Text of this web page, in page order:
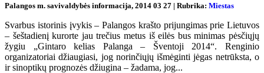
Palangos m. savivaldybės informacija, 2014 03 27 | Rubrika: Miestas
Svarbus istorinis įvykis – Palangos krašto prijungimas prie Lietuvos
– šeštadienį kurorte jau trečius metus iš eilės bus minimas pėsčiųjų
žygiu „Gintaro kelias Palanga – Šventoji 2014“. Renginio
organizatoriai džiaugiasi, jog norinčiųjų išmėginti jėgas netrūksta, o
ir sinoptikų prognozės džiugina – žadama, jog...